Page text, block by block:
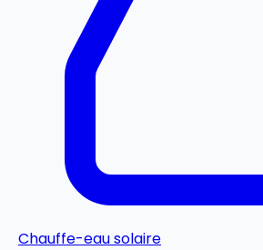
Chauffe-eau solaire